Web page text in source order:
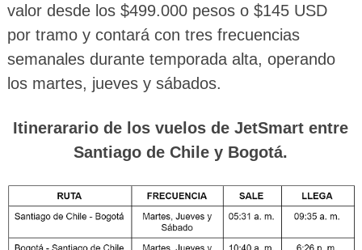
valor desde los $499.000 pesos o $145 USD
por tramo y contará con tres frecuencias
semanales durante temporada alta, operando
los martes, jueves y sábados.
Itinerarario de los vuelos de JetSmart entre
Santiago de Chile y Bogotá.